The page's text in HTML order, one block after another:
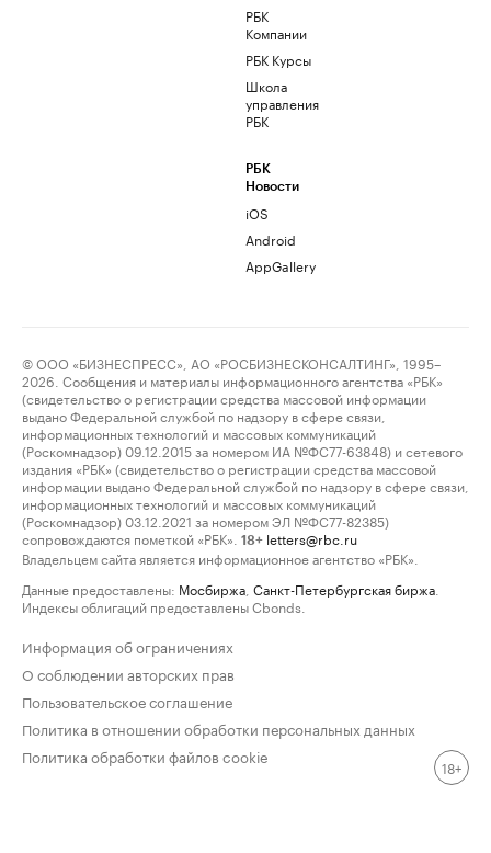
РБК
Компании
РБК Курсы
Школа
управления
РБК
РБК
Новости
iOS
Android
AppGallery
© ООО «БИЗНЕСПРЕСС», АО «РОСБИЗНЕСКОНСАЛТИНГ», 1995–
2026. Сообщения и материалы информационного агентства «РБК»
(свидетельство о регистрации средства массовой информации
выдано Федеральной службой по надзору в сфере связи,
информационных технологий и массовых коммуникаций
(Роскомнадзор) 09.12.2015 за номером ИА №ФС77-63848) и сетевого
издания «РБК» (свидетельство о регистрации средства массовой
информации выдано Федеральной службой по надзору в сфере связи,
информационных технологий и массовых коммуникаций
(Роскомнадзор) 03.12.2021 за номером ЭЛ №ФС77-82385)
сопровождаются пометкой «РБК».
18+ letters@rbc.ru
Владельцем сайта является информационное агентство «РБК».
Данные предоставлены: Мосбиржа Санкт-Петербургская биржа
Индексы облигаций предоставлены Cbonds.
Информация об ограничениях
О соблюдении авторских прав
Пользовательское соглашение
Политика в отношении обработки персональных данных
Политика обработки файлов cookie
18+